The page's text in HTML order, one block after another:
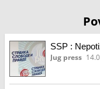
SSP :
Jug press